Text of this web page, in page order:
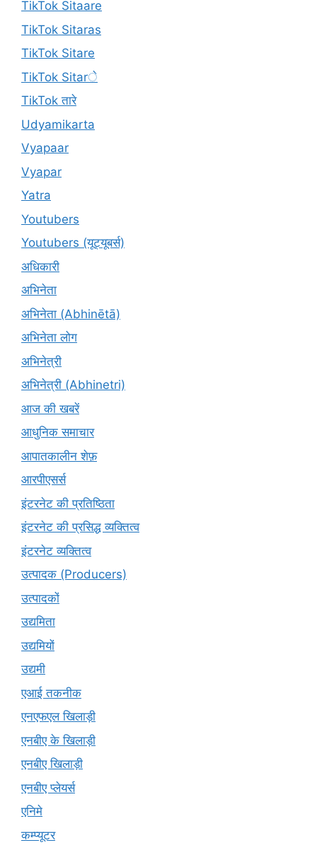
TikTok Sitaare
TikTok Sitaras
TikTok Sitare
TikTok Sitarे
TikTok तारे
Udyamikarta
Vyapaar
Vyapar
Yatra
Youtubers
Youtubers (यूट्यूबर्स)
अधिकारी
अभिनेता
अभिनेता (Abhinētā)
अभिनेता लोग
अभिनेत्री
अभिनेत्री (Abhinetri)
आज की खबरें
आधुनिक समाचार
आपातकालीन शेफ़
आरपीएसर्स
इंटरनेट की प्रतिष्ठिता
इंटरनेट की प्रसिद्ध व्यक्तित्व
इंटरनेट व्यक्तित्व
उत्पादक (Producers)
उत्पादकों
उद्यमिता
उद्यमियों
उद्यमी
एआई तकनीक
एनएफएल खिलाड़ी
एनबीए के खिलाड़ी
एनबीए खिलाड़ी
एनबीए प्लेयर्स
एनिमे
कम्प्यूटर